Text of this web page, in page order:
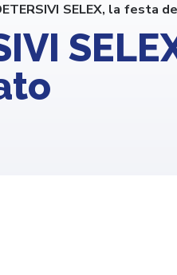
SELEX, la festa